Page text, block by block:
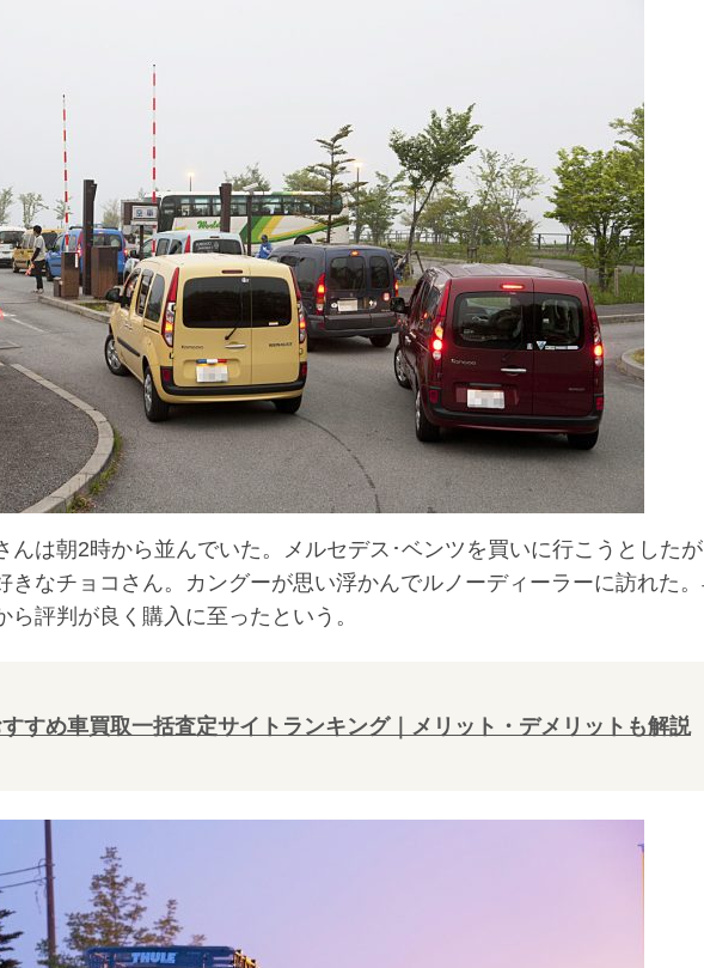
は朝2時から並んでいた。メルセデス･ベンツを買いに行こうとした
きなチョコさん。カングーが思い浮かんでルノーディーラーに訪れた
評判が良く購入に至ったという。
すすめ車買取一括査定サイトランキング｜メリット・デメリットも解説